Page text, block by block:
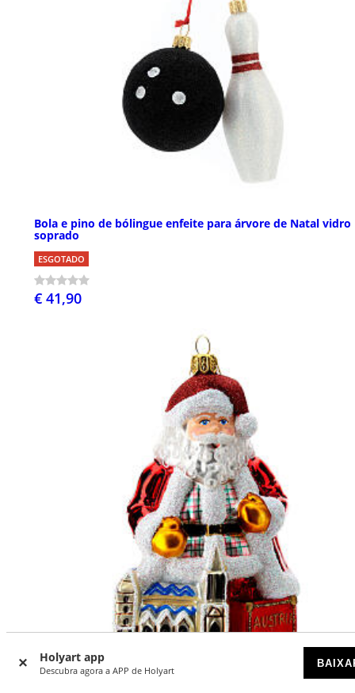
Holyart app
Descubra agora a APP de Holyart
Bola e pino de bólingue enfeite para árvore de Natal vidro
soprado
ESGOTADO
€ 41,90